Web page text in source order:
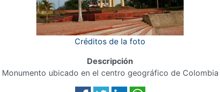
Créditos de la foto
Descripción
Monumento ubicado en el centro geográfico de Colombia